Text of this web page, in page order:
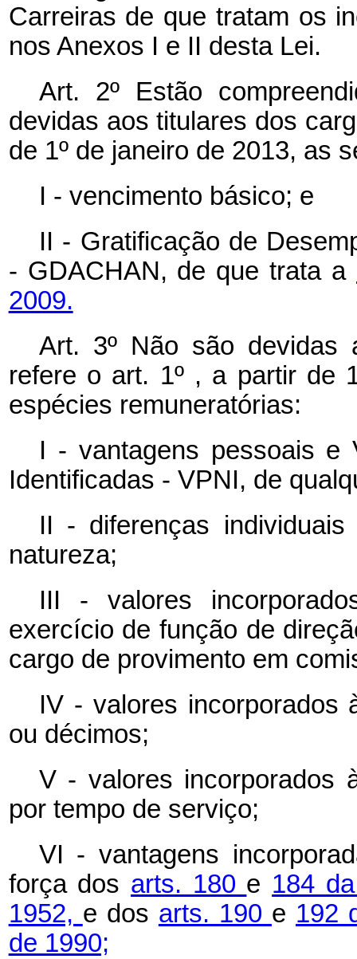
Carreiras de que tratam os
nos Anexos I e II desta Lei.
Art. 2º Estão
devidas aos titulares dos
de 1º de janeiro de 2013, as
I - vencimento básico; e
II - Gratificação de
- GDACHAN, de que trata a
2009.
Art. 3º Não são
refere o art. 1º , a partir de
espécies remuneratórias:
I - vantagens pessoais e
Identificadas - VPNI, de
II - diferenças
natureza;
III - valores
exercício de função de
cargo de provimento em
IV - valores incorporados
ou décimos;
V - valores incorporados
por tempo de serviço;
VI - vantagens
força dos arts. 180 e 184
1952, e dos arts. 190 e 192
de 1990;